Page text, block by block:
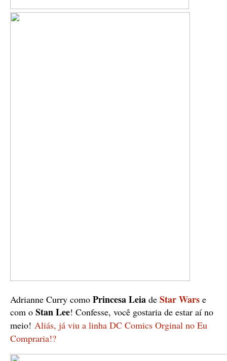
Adrianne Curry como Princesa Leia de Star Wars e
com o Stan Lee! Confesse, você gostaria de estar aí no
meio! Aliás, já viu a linha DC Comics Orginal no Eu
Compraria!?